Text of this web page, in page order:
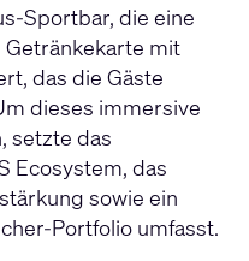
Sportbar, die eine
mit
das die Gäste
dieses immersive
setzte das
Ecosystem, das
sowie ein
Portfolio umfasst.